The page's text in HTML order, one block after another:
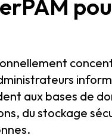
aux bases de
du stockage